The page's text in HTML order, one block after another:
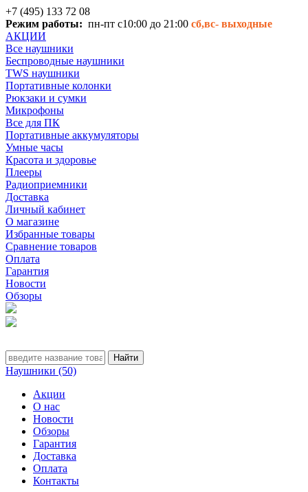
+7 (495) 133 72 08
Режим работы: пн-пт с10:00 до 21:00 сб,вс- выходные
АКЦИИ
Все наушники
Беспроводные наушники
TWS наушники
Портативные колонки
Рюкзаки и сумки
Микрофоны
Все для ПК
Портативные аккумуляторы
Умные часы
Красота и здоровье
Плееры
Радиоприемники
Доставка
Личный кабинет
О магазине
Избранные товары
Сравнение товаров
Оплата
Гарантия
Новости
Обзоры
Наушники (50)
Акции
О нас
Новости
Обзоры
Гарантия
Доставка
Оплата
Контакты